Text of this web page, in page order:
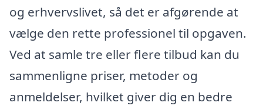
og erhvervslivet, så det er afgørende at
vælge den rette professionel til opgaven.
Ved at samle tre eller flere tilbud kan du
sammenligne priser, metoder og
anmeldelser, hvilket giver dig en bedre